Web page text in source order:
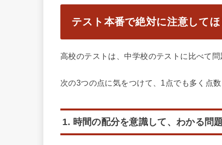
テスト本番で絶対に注意して
高校のテストは、中学校のテストに比べて
次の3つの点に気をつけて、1点でも多く点
1. 時間の配分を意識して、わかる問